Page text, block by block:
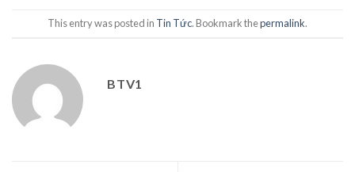
This entry was posted in Tin Tức. Bookmark thepermalink.
BTV1